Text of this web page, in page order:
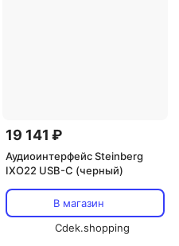
19 141 ₽
Аудиоинтерфейс Steinberg
IXO22 USB-C (черный)
В магазин
Cdek.shopping